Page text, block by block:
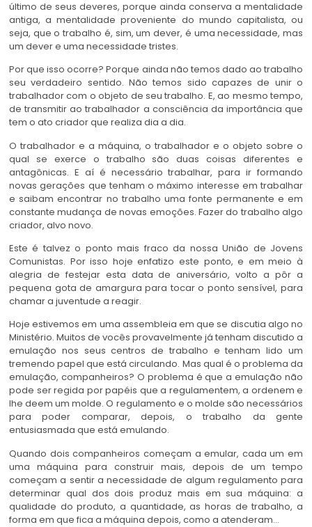
último de seus deveres, porque ainda conserva a mentalidade
antiga, a mentalidade proveniente do mundo capitalista, ou
seja, que o trabalho é, sim, um dever, é uma necessidade, mas
um dever e uma necessidade tristes.
Por que isso ocorre? Porque ainda não temos dado ao trabalho
seu verdadeiro sentido. Não temos sido capazes de unir o
trabalhador com o objeto de seu trabalho. E, ao mesmo tempo,
de transmitir ao trabalhador a consciência da importância que
tem o ato criador que realiza dia a dia.
O trabalhador e a máquina, o trabalhador e o objeto sobre o
qual se exerce o trabalho são duas coisas diferentes e
antagônicas. E aí é necessário trabalhar, para ir formando
novas gerações que tenham o máximo interesse em trabalhar
e saibam encontrar no trabalho uma fonte permanente e em
constante mudança de novas emoções. Fazer do trabalho algo
criador, alvo novo.
Este é talvez o ponto mais fraco da nossa União de Jovens
Comunistas. Por isso hoje enfatizo este ponto, e em meio à
alegria de festejar esta data de aniversário, volto a pôr a
pequena gota de amargura para tocar o ponto sensível, para
chamar a juventude a reagir.
Hoje estivemos em uma assembleia em que se discutia algo no
Ministério. Muitos de vocês provavelmente já tenham discutido a
emulação nos seus centros de trabalho e tenham lido um
tremendo papel que está circulando. Mas qual é o problema da
emulação, companheiros? O problema é que a emulação não
pode ser regida por papéis que a regulamentem, a ordenem e
lhe deem um molde. O regulamento e o molde são necessários
para poder comparar, depois, o trabalho da gente
entusiasmada que está emulando.
Quando dois companheiros começam a emular, cada um em
uma máquina para construir mais, depois de um tempo
começam a sentir a necessidade de algum regulamento para
determinar qual dos dois produz mais em sua máquina: a
qualidade do produto, a quantidade, as horas de trabalho, a
forma em que fica a máquina depois, como a atenderam…